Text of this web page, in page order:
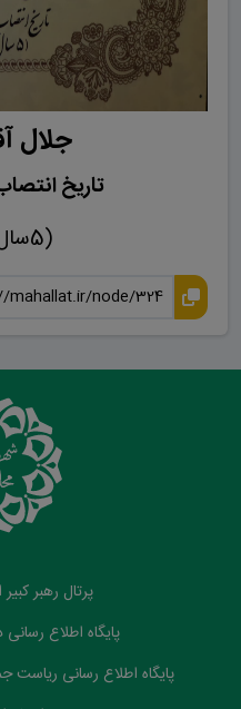
جلال
تاریخ
(5سال و 11ماه)
پرتال رهبر
پایگاه اطلاع
پایگاه اطلاع رسانی ریاست